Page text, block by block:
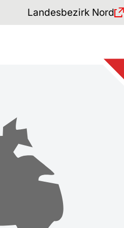
Landesbezirk Nord